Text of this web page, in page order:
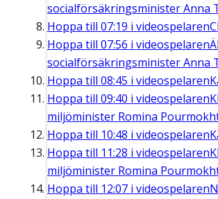
socialförsäkringsminister Anna
Hoppa till 07:19 i videospelaren
Hoppa till 07:56 i videospelaren
socialförsäkringsminister Anna
Hoppa till 08:45 i videospelaren
Hoppa till 09:40 i videospelaren
miljöminister Romina
Hoppa till 10:48 i videospelaren
Hoppa till 11:28 i videospelaren
miljöminister Romina
Hoppa till 12:07 i videospelaren